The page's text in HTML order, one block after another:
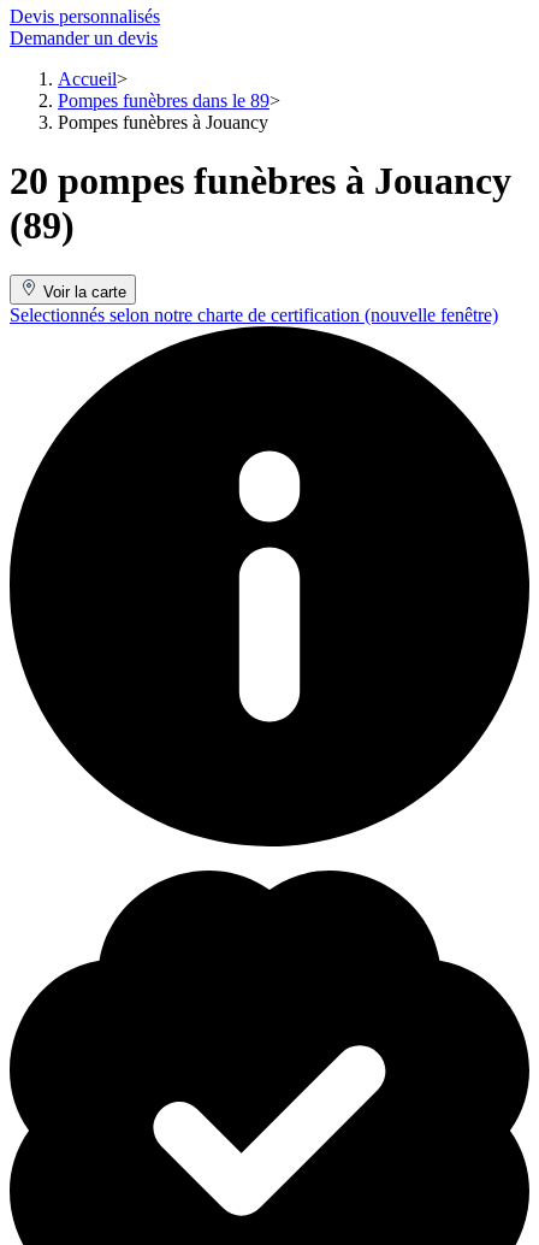
Devis personnalisés
Demander un devis
Accueil
Pompes funèbres dans le 89
Pompes funèbres à Jouancy
20 pompes funèbres à Jouancy
(89)
Voir la carte
Selectionnés selon notre charte de certification (nouvelle fenêtre)